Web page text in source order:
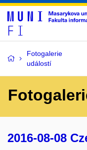
Fotogalerie
událostí
2016-08-08